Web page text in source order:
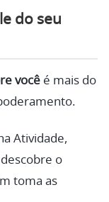
do seu
você é mais do
Atividade,
o
toma as